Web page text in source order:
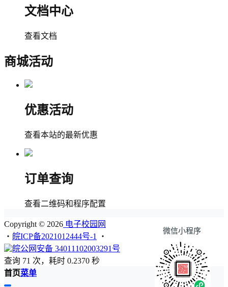
文档中心
查看文档
商城活动
优惠活动
查看本站的最新优惠
订单查询
查看二维码和程序配置
微信小程序
Copyright © 2026 电子校园网
・ 皖ICP备2021012444号-1
・
皖公网安备 34011102003291号
查询 71 次，耗时 0.2370 秒
首页菜单